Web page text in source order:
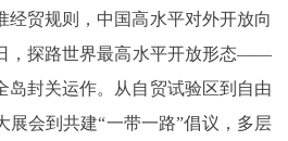
贸规则，中国高水平对外开放向
，探路世界最高水平开放形态——
岛封关运作。从自贸试验区到自由
展会到共建“一带一路”倡议，多层